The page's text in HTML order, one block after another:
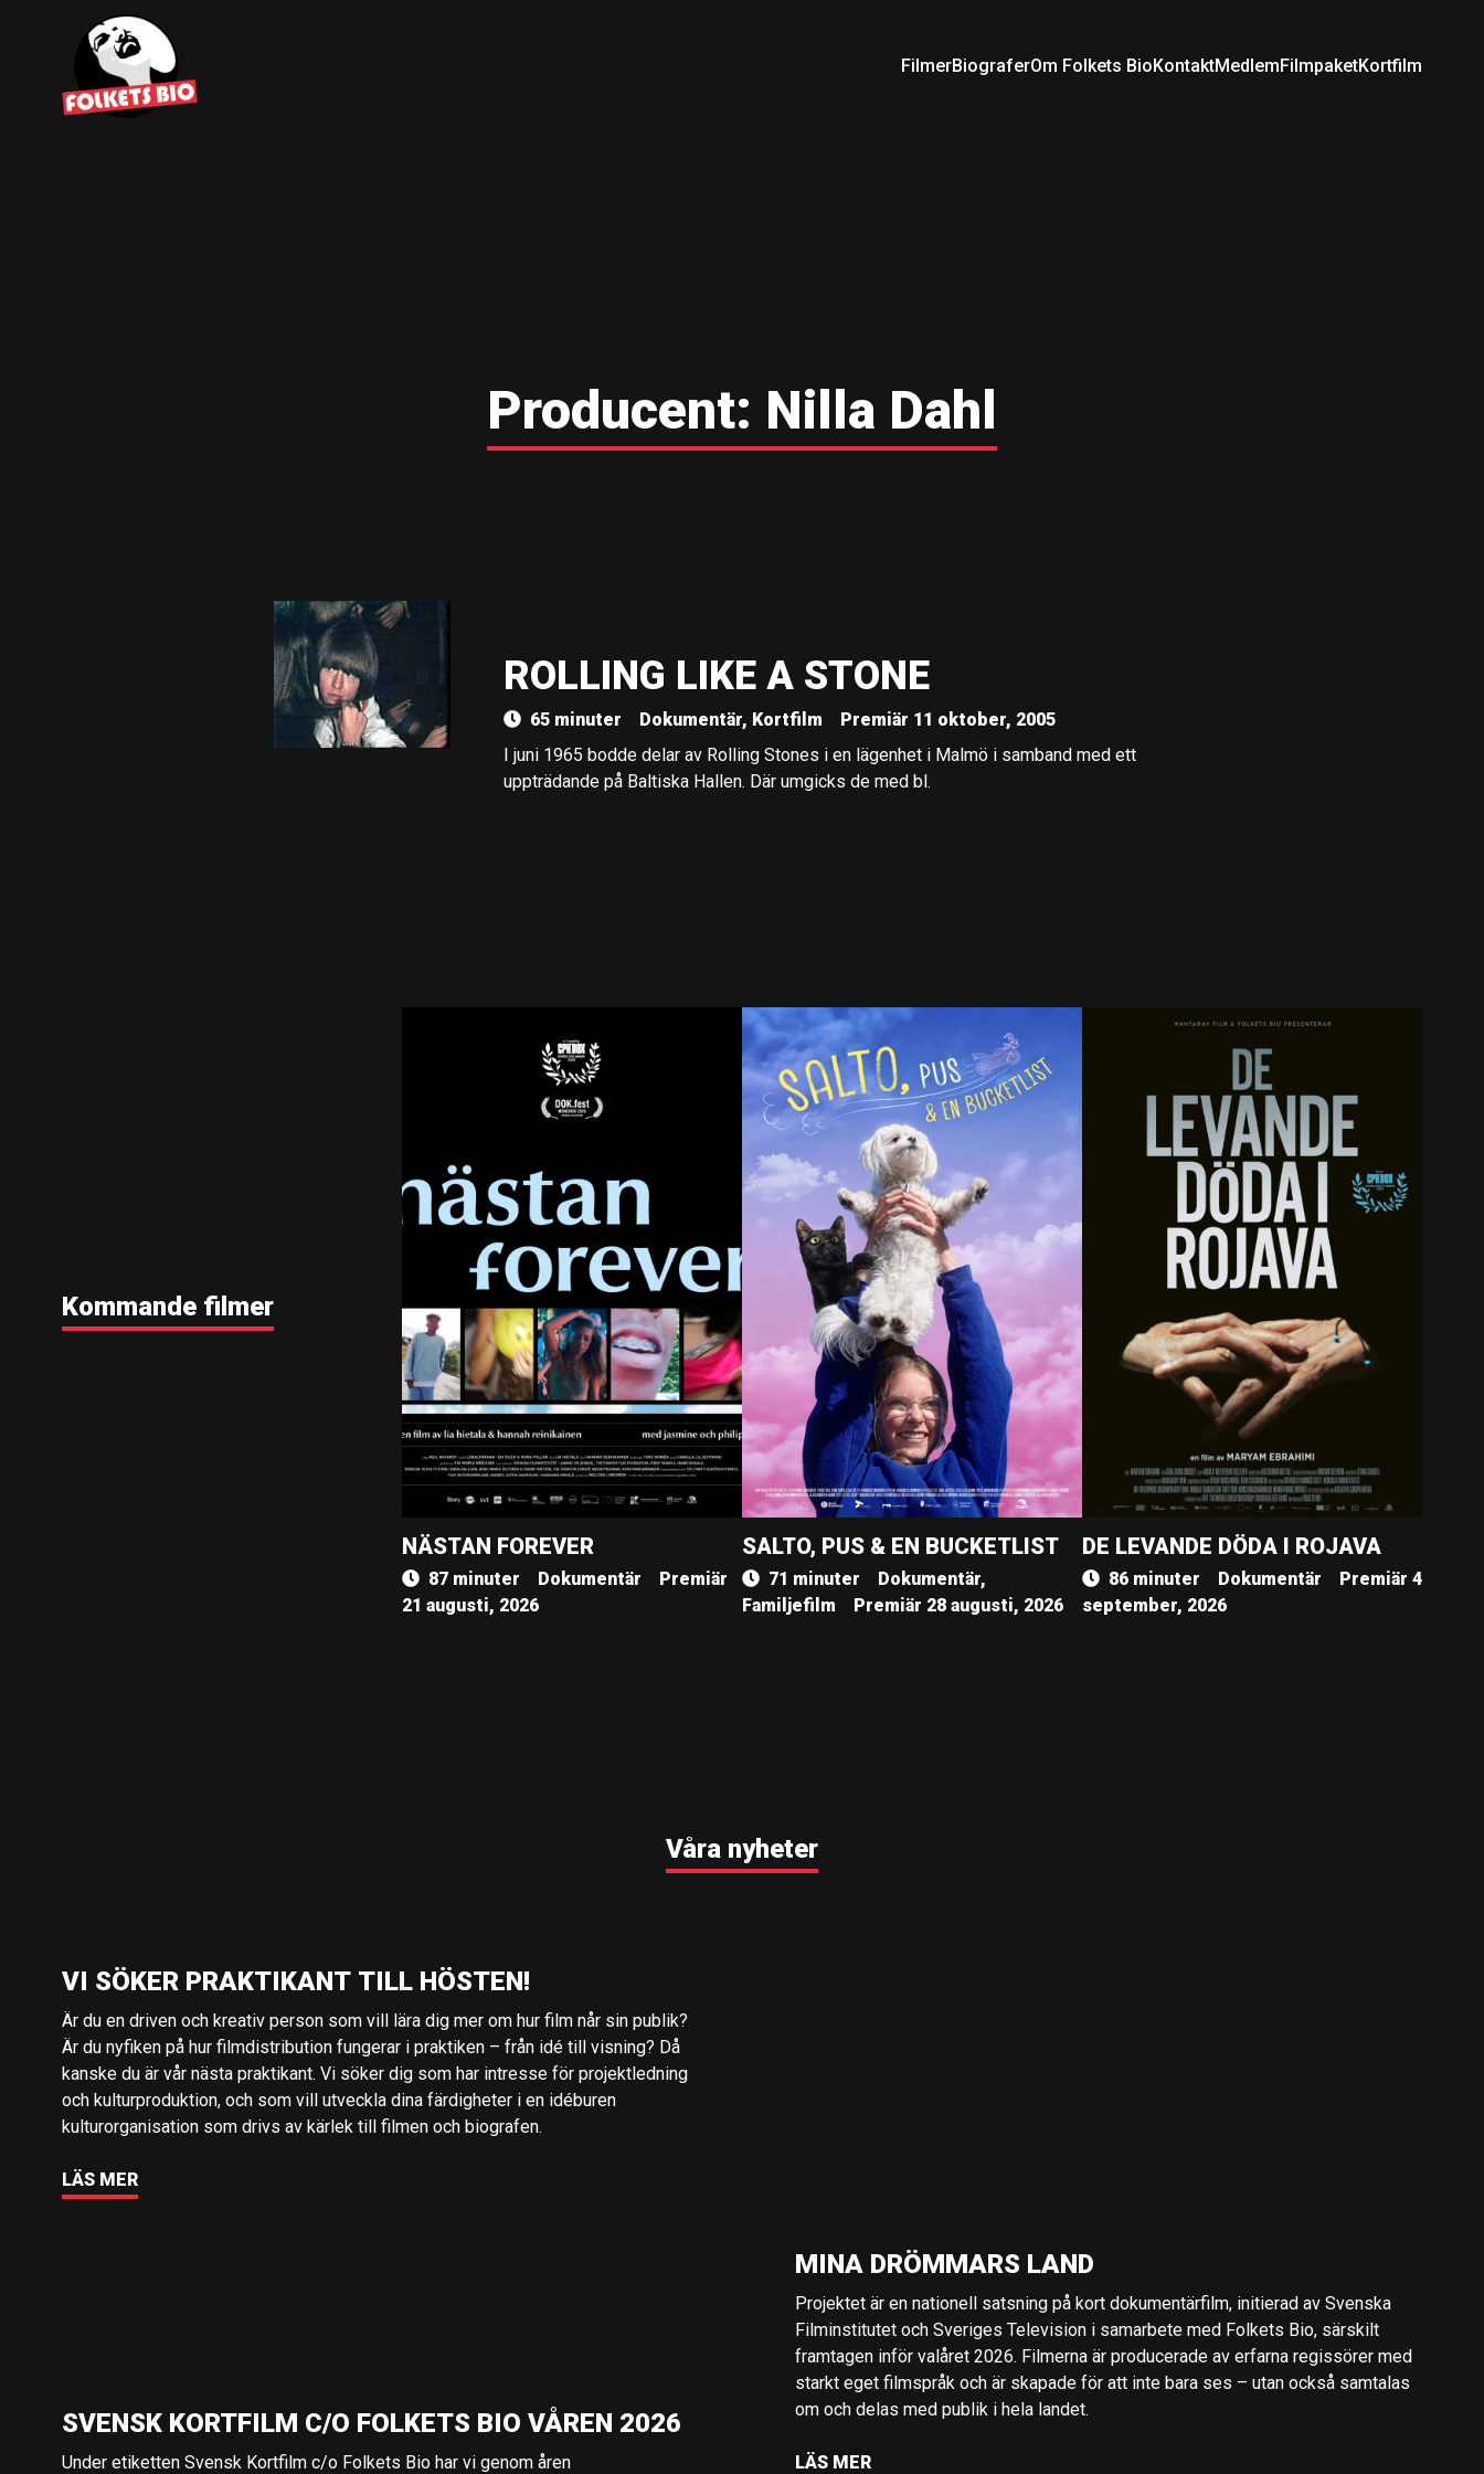
FilmerBiograferOm Folkets BioKontaktMedlemFilmpaketKortfilm
Producent: Nilla Dahl
ROLLING LIKE A STONE
65 minuter Dokumentär, Kortfilm
Premiär 11 oktober, 2005
I juni 1965 bodde delar av Rolling Stones i en lägenhet i Malmö i samband med ett
uppträdande på Baltiska Hallen. Där umgicks de med bl.
Kommande filmer
NÄSTAN FOREVER
87 minuter Dokumentär
Premiär
21 augusti, 2026
SALTO, PUS & EN BUCKETLIST
71 minuter
Dokumentär,
Familjefilm
Premiär 28 augusti, 2026
DE LEVANDE DÖDA I ROJAVA
86 minuter Dokumentär
Premiär 4
september, 2026
Våra nyheter
VI SÖKER PRAKTIKANT TILL HÖSTEN!
Är du en driven och kreativ person som vill lära dig mer om hur film når sin publik?
Är du nyfiken på hur filmdistribution fungerar i praktiken – från idé till visning? Då
kanske du är vår nästa praktikant. Vi söker dig som har intresse för projektledning
och kulturproduktion, och som vill utveckla dina färdigheter i en idéburen
kulturorganisation som drivs av kärlek till filmen och biografen.
LÄS MER
MINA DRÖMMARS LAND
Projektet är en nationell satsning på kort dokumentärfilm, initierad av Svenska
Filminstitutet och Sveriges Television i samarbete med Folkets Bio, särskilt
framtagen inför valåret 2026. Filmerna är producerade av erfarna regissörer med
starkt eget filmspråk och är skapade för att inte bara ses – utan också samtalas
om och delas med publik i hela landet.
LÄS MER
SVENSK KORTFILM C/O FOLKETS BIO VÅREN 2026
Under etiketten Svensk Kortfilm c/o Folkets Bio har vi genom åren